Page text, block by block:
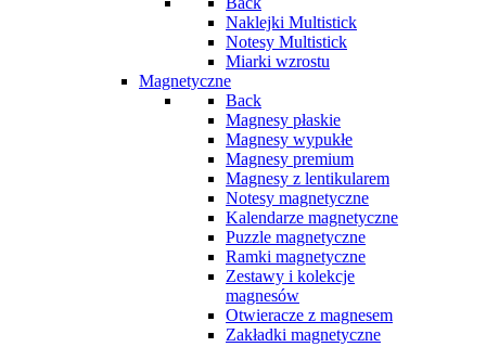
Naklejki Multistick
Notesy Multistick
Miarki wzrostu
Magnetyczne
Back
Magnesy płaskie
Magnesy wypukłe
Magnesy premium
Magnesy z lentikularem
Notesy magnetyczne
Kalendarze magnetyczne
Puzzle magnetyczne
Ramki magnetyczne
Zestawy i kolekcje
magnesów
Otwieracze z magnesem
Zakładki magnetyczne